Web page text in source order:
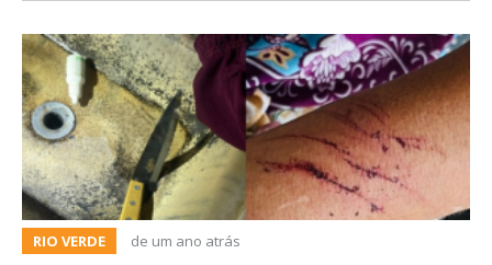
RIO VERDE de um ano atrás